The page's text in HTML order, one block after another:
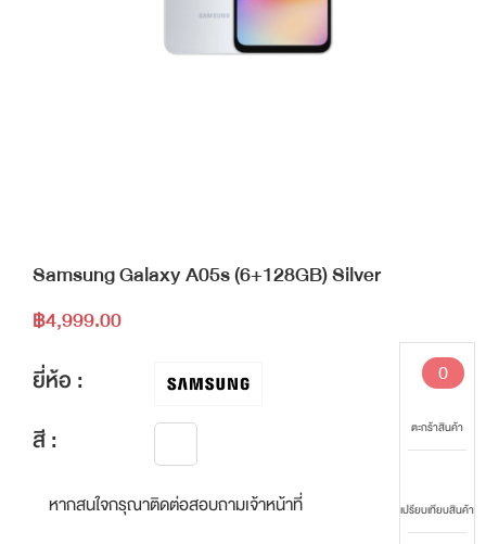
0
ตะกร้าสินค้า
เปรียบเทียบสินค้า
Samsung Galaxy A05s (6+128GB) Silver
฿4,999.00
ยี่ห้อ :
สี :
หากสนใจกรุณาติดต่อสอบถามเจ้าหน้าที่